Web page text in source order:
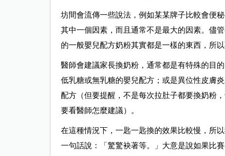
坊間會流傳一些說法，例如某某牌子比較會便
其中一個因素，而且通常不是最大的因素。儘
的一般嬰兒配方奶粉其實都是一樣的東西，所
醫師會建議家長換奶粉，通常都是有特殊的目
低乳糖或無乳糖的嬰兒配方；或是異位性皮膚
配方（但要提醒，不是每次拉肚子都要換奶粉
要看醫師怎麼建議）。
在這種情況下，一匙一匙換的效果比較慢，所
一句話說：「驚驚袂著等。」大意是說如果比